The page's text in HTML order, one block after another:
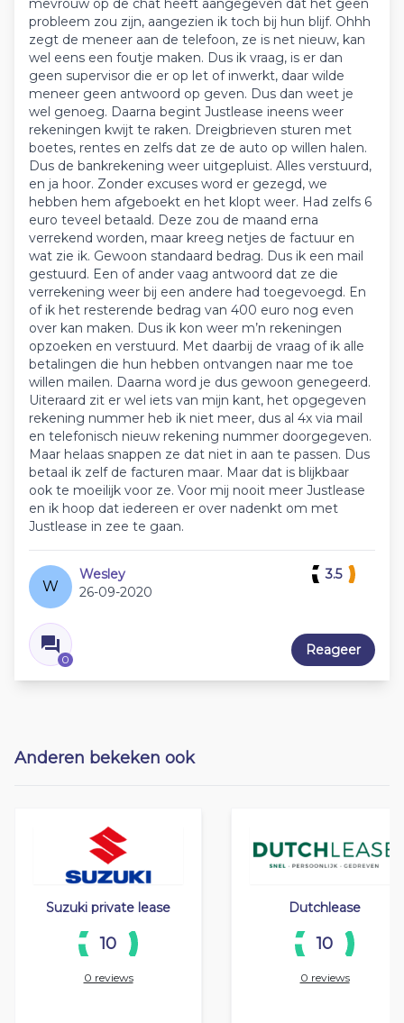
mevrouw op de chat heeft aangegeven dat het geen
probleem zou zijn, aangezien ik toch bij hun blijf. Ohhh
zegt de meneer aan de telefoon, ze is net nieuw, kan
wel eens een foutje maken. Dus ik vraag, is er dan
geen supervisor die er op let of inwerkt, daar wilde
meneer geen antwoord op geven. Dus dan weet je
wel genoeg. Daarna begint Justlease ineens weer
rekeningen kwijt te raken. Dreigbrieven sturen met
boetes, rentes en zelfs dat ze de auto op willen halen.
Dus de bankrekening weer uitgepluist. Alles verstuurd,
en ja hoor. Zonder excuses word er gezegd, we
hebben hem afgeboekt en het klopt weer. Had zelfs 6
euro teveel betaald. Deze zou de maand erna
verrekend worden, maar kreeg netjes de factuur en
wat zie ik. Gewoon standaard bedrag. Dus ik een mail
gestuurd. Een of ander vaag antwoord dat ze die
verrekening weer bij een andere had toegevoegd. En
of ik het resterende bedrag van 400 euro nog even
over kan maken. Dus ik kon weer m’n rekeningen
opzoeken en verstuurd. Met daarbij de vraag of ik alle
betalingen die hun hebben ontvangen naar me toe
willen mailen. Daarna word je dus gewoon genegeerd.
Uiteraard zit er wel iets van mijn kant, het opgegeven
rekening nummer heb ik niet meer, dus al 4x via mail
en telefonisch nieuw rekening nummer doorgegeven.
Maar helaas snappen ze dat niet in aan te passen. Dus
betaal ik zelf de facturen maar. Maar dat is blijkbaar
ook te moeilijk voor ze. Voor mij nooit meer Justlease
en ik hoop dat iedereen er over nadenkt om met
Justlease in zee te gaan.
W
Wesley
26-09-2020
0
3.5
Reageer
Anderen bekeken ook
Suzuki private lease
10
0 reviews
Dutchlease
10
0 reviews